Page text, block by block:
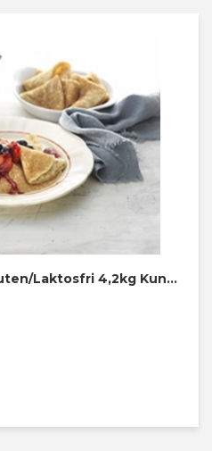
Frys Tunnpannkaka Gluten/Laktosfri 4,2kg Kungsörne